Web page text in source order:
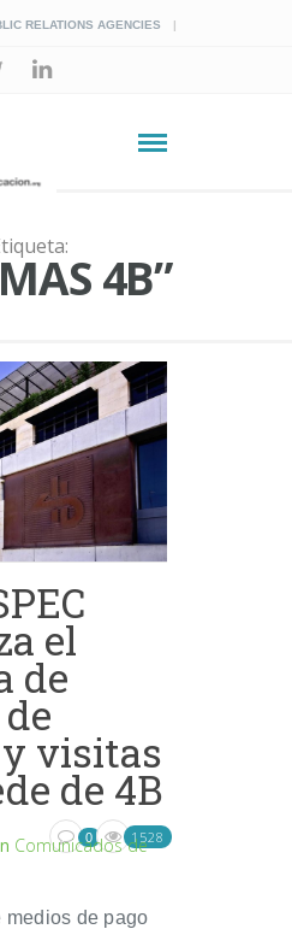
RELATIONS AGENCIES
4B”
el
de
visitas
de 4B
Comunicados de
0 1528
medios de pago